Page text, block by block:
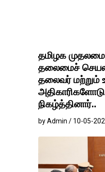
தமிழக
தலைமைச்
தலைவர் மற்றும்
நிகழ்த்தினார்..
by Admin / 10-05-